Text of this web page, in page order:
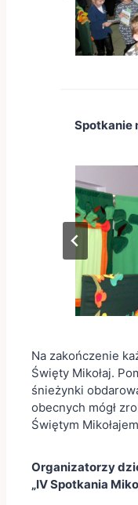
Spotkanie
Na zakończenie
Święty Mikołaj.
śnieżynki
obecnych mógł
Świętym
Organizatorzy
„IV Spotkania